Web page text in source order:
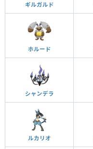
ギルガルド
ホルード
シャンデラ
ルカリオ